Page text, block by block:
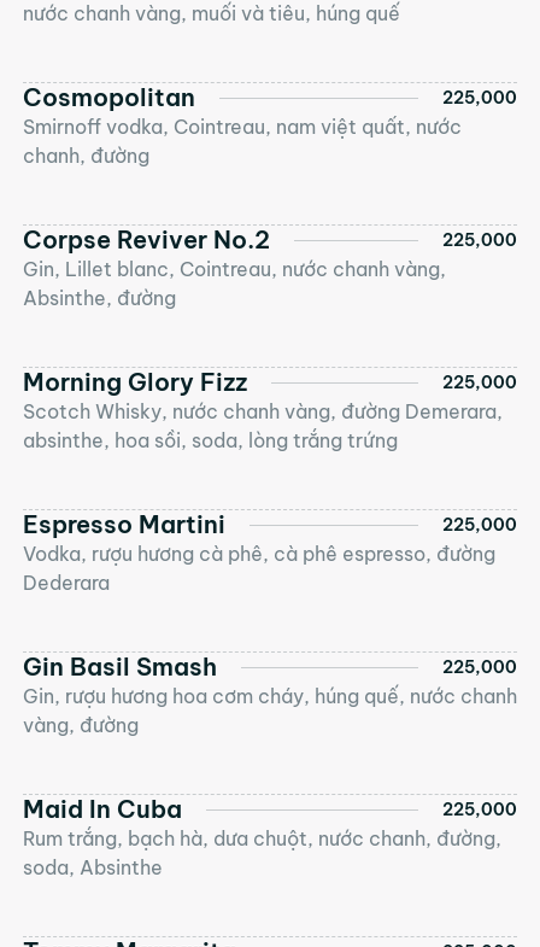
nước chanh vàng, muối và tiêu, húng quế
Cosmopolitan 225,000
Smirnoff vodka, Cointreau, nam việt quất, nước
chanh, đường
Corpse Reviver No.2 225,000
Gin, Lillet blanc, Cointreau, nước chanh vàng,
Absinthe, đường
Morning Glory Fizz 225,000
Scotch Whisky, nước chanh vàng, đường Demerara,
absinthe, hoa sồi, soda, lòng trắng trứng
Espresso Martini 225,000
Vodka, rượu hương cà phê, cà phê espresso, đường
Dederara
Gin Basil Smash 225,000
Gin, rượu hương hoa cơm cháy, húng quế, nước chanh
vàng, đường
Maid In Cuba 225,000
Rum trắng, bạch hà, dưa chuột, nước chanh, đường,
soda, Absinthe